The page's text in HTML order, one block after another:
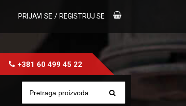
PRIJAVI SE / REGISTRUJ SE
+381 60 499 45 22